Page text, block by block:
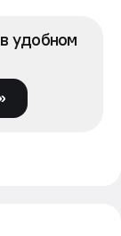
удобном